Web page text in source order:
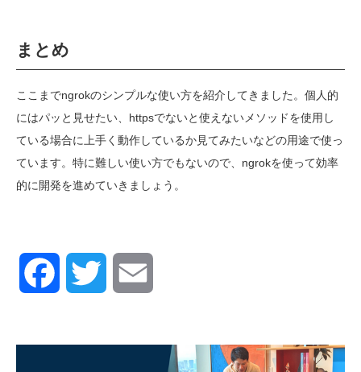
まとめ
ここまでngrokのシンプルな使い方を紹介してきました。個人的
にはパッと見せたい、httpsでないと使えないメソッドを使用し
ている場合に上手く動作しているか見てみたいなどの用途で使っ
ています。特に難しい使い方でもないので、ngrokを使って効率
的に開発を進めていきましょう。
Facebook Twitter